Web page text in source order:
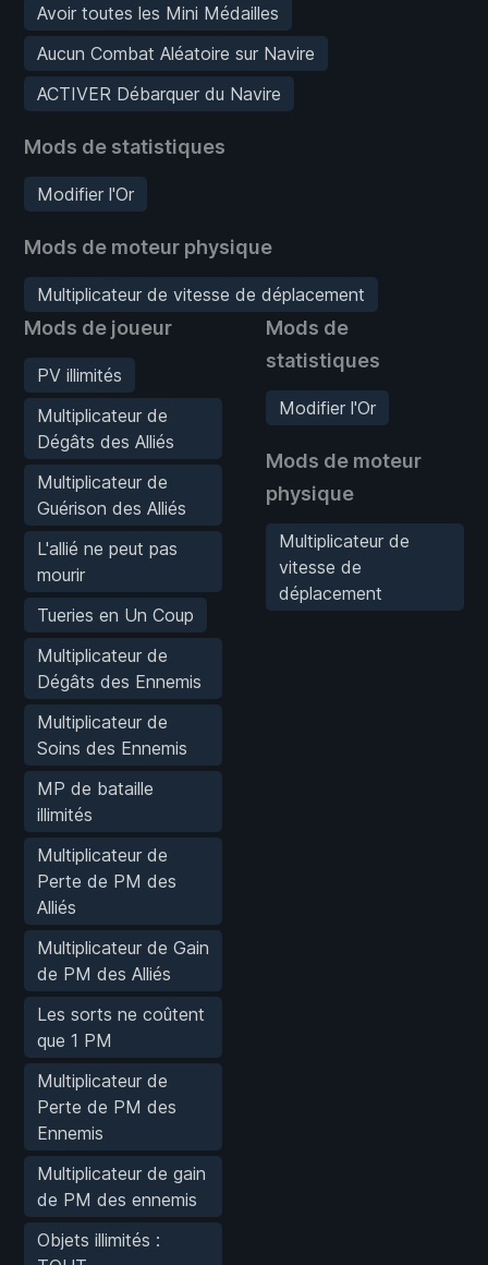
Avoir toutes les Mini Médailles
Aucun Combat Aléatoire sur Navire
ACTIVER Débarquer du Navire
Mods de statistiques
Modifier l'Or
Mods de moteur physique
Multiplicateur de vitesse de déplacement
Mods de joueur
PV illimités
Multiplicateur de
Dégâts des Alliés
Multiplicateur de
Guérison des Alliés
L'allié ne peut pas
mourir
Tueries en Un Coup
Multiplicateur de
Dégâts des Ennemis
Multiplicateur de
Soins des Ennemis
MP de bataille
illimités
Multiplicateur de
Perte de PM des
Alliés
Multiplicateur de Gain
de PM des Alliés
Les sorts ne coûtent
que 1 PM
Multiplicateur de
Perte de PM des
Ennemis
Multiplicateur de gain
de PM des ennemis
Objets illimités :
Mods de
statistiques
Modifier l'Or
Mods de moteur
physique
Multiplicateur de
vitesse de
déplacement